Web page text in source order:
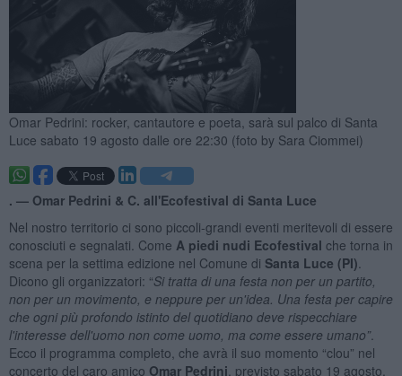
Omar Pedrini: rocker, cantautore e poeta, sarà sul palco di Santa
Luce sabato 19 agosto dalle ore 22:30 (foto by Sara Ciommei)
. — Omar Pedrini & C. all'Ecofestival di Santa Luce
Nel nostro territorio ci sono piccoli-grandi eventi meritevoli di essere
conosciuti e segnalati. Come A piedi nudi Ecofestival che torna in
scena per la settima edizione nel Comune di Santa Luce (PI)
Dicono gli organizzatori: “Si tratta di una festa non per un partito,
non per un movimento, e neppure per un'idea. Una festa per capire
che ogni più profondo istinto del quotidiano deve rispecchiare
l'interesse dell'uomo non come uomo, ma come essere umano”.
Ecco il programma completo, che avrà il suo momento “clou” nel
concerto del caro amico Omar Pedrini , previsto sabato 19 agosto.